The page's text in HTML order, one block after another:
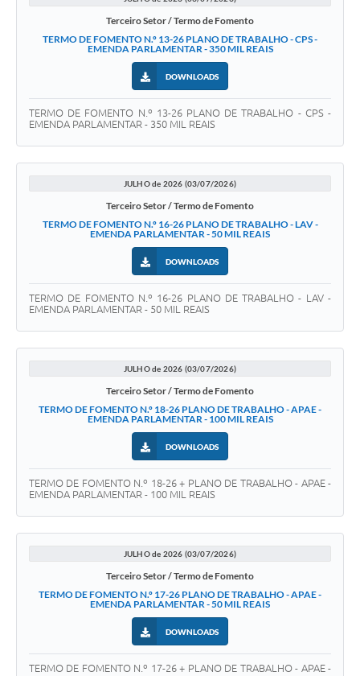
Terceiro Setor / Termo de Fomento
TERMO DE FOMENTO N.º 13-26 PLANO DE TRABALHO - CPS -
EMENDA PARLAMENTAR - 350 MIL REAIS
DOWNLOADS
TERMO DE FOMENTO N.º 13-26 PLANO DE TRABALHO - CPS -
EMENDA PARLAMENTAR - 350 MIL REAIS
JULHO de 2026 (03/07/2026)
Terceiro Setor / Termo de Fomento
TERMO DE FOMENTO N.º 16-26 PLANO DE TRABALHO - LAV -
EMENDA PARLAMENTAR - 50 MIL REAIS
DOWNLOADS
TERMO DE FOMENTO N.º 16-26 PLANO DE TRABALHO - LAV -
EMENDA PARLAMENTAR - 50 MIL REAIS
JULHO de 2026 (03/07/2026)
Terceiro Setor / Termo de Fomento
TERMO DE FOMENTO N.º 18-26 PLANO DE TRABALHO - APAE -
EMENDA PARLAMENTAR - 100 MIL REAIS
DOWNLOADS
TERMO DE FOMENTO N.º 18-26 + PLANO DE TRABALHO - APAE -
EMENDA PARLAMENTAR - 100 MIL REAIS
JULHO de 2026 (03/07/2026)
Terceiro Setor / Termo de Fomento
TERMO DE FOMENTO N.º 17-26 PLANO DE TRABALHO - APAE -
EMENDA PARLAMENTAR - 50 MIL REAIS
DOWNLOADS
TERMO DE FOMENTO N.º 17-26 + PLANO DE TRABALHO - APAE -